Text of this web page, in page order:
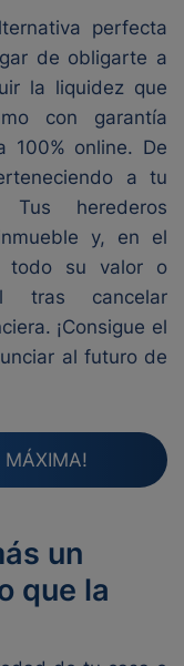
perfecta
de obligarte a
la liquidez que
con garantía
100% online. De
a tu
herederos
y, en el
todo su valor o
tras cancelar
¡Consigue el
al futuro de
MÁXIMA!
un
que la